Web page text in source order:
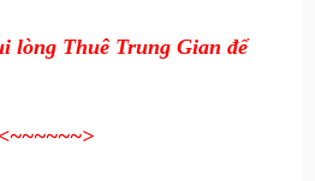
lòng Thuê Trung Gian để
<~~~~~~>